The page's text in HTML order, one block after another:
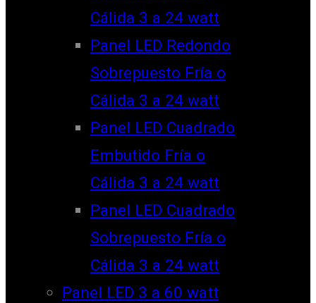
Cálida 3 a 24 watt
Panel LED Redondo
Sobrepuesto Fría o
Cálida 3 a 24 watt
Panel LED Cuadrado
Embutido Fría o
Cálida 3 a 24 watt
Panel LED Cuadrado
Sobrepuesto Fría o
Cálida 3 a 24 watt
Panel LED 3 a 60 watt